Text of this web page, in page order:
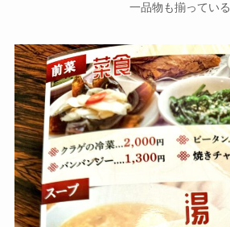
一品物も揃っている